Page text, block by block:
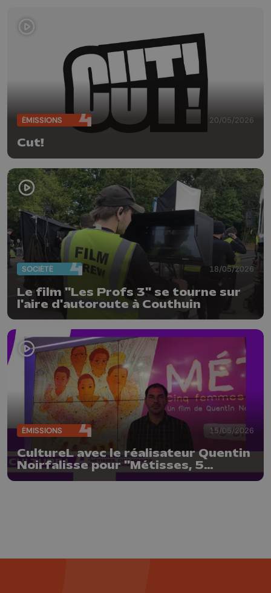
ÉMISSIONS 20/05/2026
Cut!
SOCIÉTÉ 18/05/2026
Le film "Les Profs 3" se tourne sur
l'aire d'autoroute à Couthuin
ÉMISSIONS 15/05/2026
CultureL avec le réalisateur Quentin
Noirfalisse pour "Métisses, 5